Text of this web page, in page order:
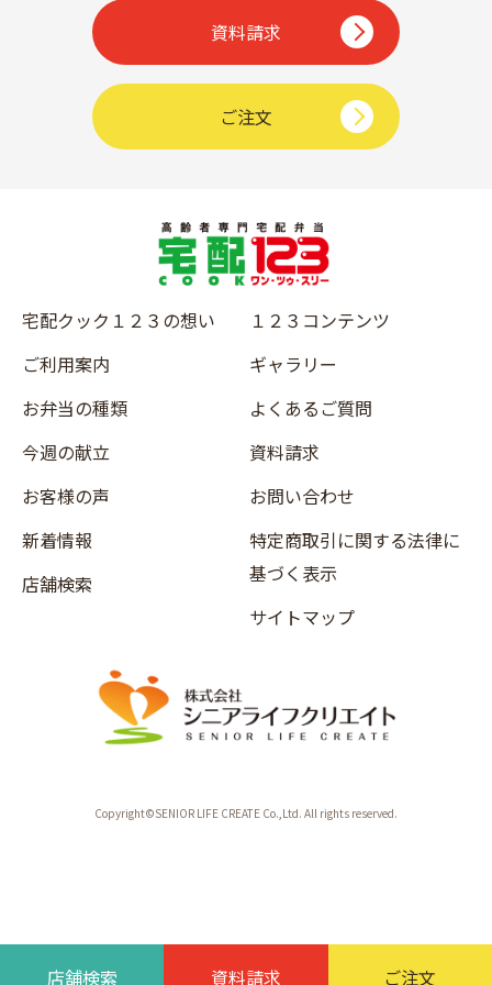
店舗検索 資料請求 ご注文
資料請求
ご注文
宅配クック１２３の想い
ご利用案内
お弁当の種類
今週の献立
お客様の声
新着情報
店舗検索
１２３コンテンツ
ギャラリー
よくあるご質問
資料請求
お問い合わせ
特定商取引に関する法律に
基づく表示
サイトマップ
Copyright©SENIOR LIFE CREATE Co.,Ltd. All rights reserved.